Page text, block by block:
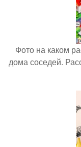
Фото на каком
дома соседей.